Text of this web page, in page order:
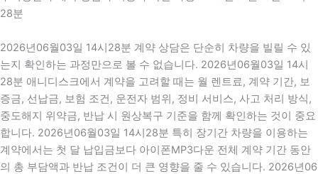
28분
2026년06월03일 14시28분 계약 상담은 단순히 차량을 빌릴 수 있
는지 확인하는 과정만으로 볼 수 없습니다. 2026년06월03일 14시
28분 애니디스크에서 계약을 고려할 때는 월 렌트료, 계약 기간, 보
증금, 선납금, 보험 조건, 운전자 범위, 정비 서비스, 사고 처리 방식,
중도해지 위약금, 반납 시 원상복구 기준을 함께 확인하는 것이 중요
합니다. 2026년06월03일 14시28분 특히 장기간 차량을 이용하는
계약에서는 첫 달 납입금보다 아이폰MP3다운 전체 계약 기간 동안
의 총 부담액과 반납 조건이 더 큰 영향을 줄 수 있습니다. 2026년06